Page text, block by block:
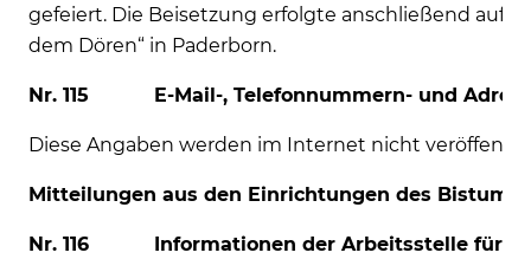
gefeiert. Die Beisetzung erfolgte anschließend auf
dem Dören“ in Paderborn.
Nr. 115 E-Mail-, Telefonnummern- und
Diese Angaben werden im Internet nicht
Mitteilungen aus den Einrichtungen des Bistums
Nr. 116 Informationen der Arbeitsstelle für